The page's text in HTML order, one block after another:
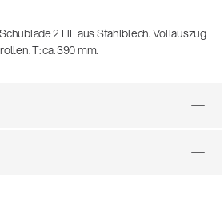
2 HE aus Stahlblech. Vollauszug
T: ca. 390 mm.